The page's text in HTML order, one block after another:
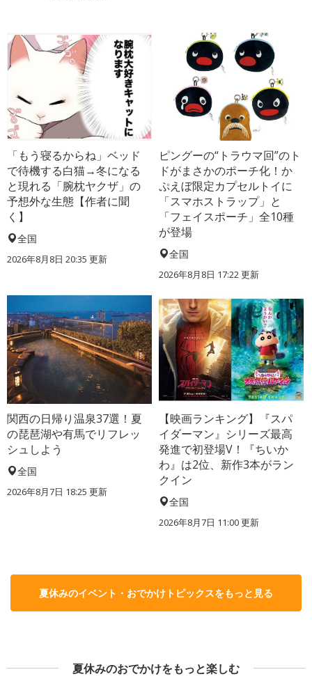
「もう寝るからね」ベッド
で待機する白猫→冬になる
と現れる「腕枕ヤクザ」の
予想外な生態【作者に聞
く】
全国
2026年8月8日 20:35 更新
ピングーの“トラウマ回”のト
ドがまさかのポーチ化！か
ぷえぼ限定カプセルトイに
「スマホストラップ」と
「フェイスポーチ」全10種
が登場
全国
2026年8月8日 17:22更新
関西の日帰り温泉37選！夏
の琵琶湖や有馬でリフレッ
シュしよう
全国
2026年8月7日 18:25 更新
【映画ランキング】『スパ
イダーマン』シリーズ最高
発進で初登場V！『ちいか
わ』は2位、新作3本がラン
クイン
全国
2026年8月7日 11:00更新
夏休みのイベント・おでかけトピックスをもっと見る
夏休みのおでかけをもっと楽しむ